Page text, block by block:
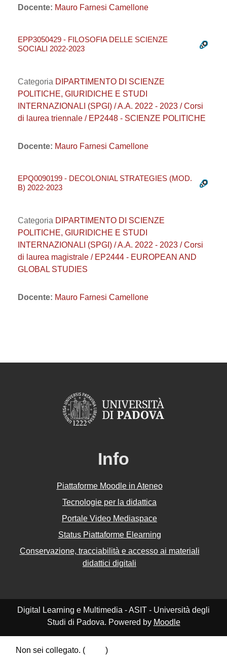
Docente: Mauro Farnesi Camellone
EPP3050429 - FILOSOFIA DELLE SCIENZE
SOCIALI 2022-2023
Categoria DIPARTIMENTO DI SCIENZE
POLITICHE, GIURIDICHE E STUDI
INTERNAZIONALI (SPGI) / A.A. 2022 - 2023 / Corsi
di laurea triennale / EP2448 - SCIENZE POLITICHE
Docente: Mauro Farnesi Camellone
EPQ0090199 - DECOLONIAL STRATEGIES (MOD.
B) 2022-2023
Categoria DIPARTIMENTO DI SCIENZE
POLITICHE, GIURIDICHE E STUDI
INTERNAZIONALI (SPGI) / A.A. 2022 - 2023 / Corsi
di laurea magistrale / EP2444 - EUROPEAN AND
GLOBAL STUDIES
Docente: Mauro Farnesi Camellone
Info
Piattaforme Moodle in Ateneo
Tecnologie per la didattica
Portale Video Mediaspace
Status Piattaforme Elearning
Conservazione, tracciabilità e accesso ai materiali
didattici digitali
Digital Learning e Multimedia - ASIT - Università degli
Studi di Padova. Powered by Moodle
Non sei collegato. (
)